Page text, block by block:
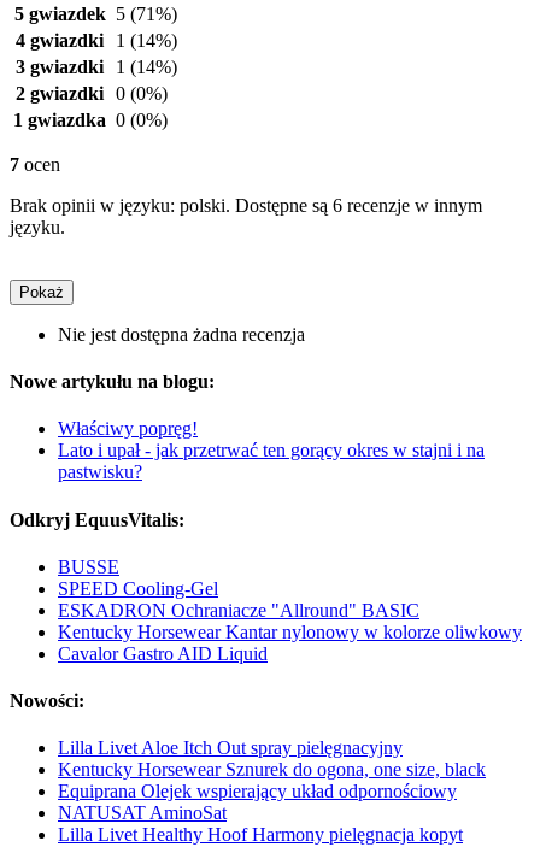
5 gwiazdek 5 (71%)
4 gwiazdki
1 (14%)
3 gwiazdki
1 (14%)
2 gwiazdki 0 (0%)
1 gwiazdka 0 (0%)
7 ocen
Brak opinii w języku: polski. Dostępne są 6 recenzje w innym
języku.
Pokaż
Nie jest dostępna żadna recenzja
Nowe artykułu na blogu:
Właściwy popręg!
Lato i upał - jak przetrwać ten gorący okres w stajni i na
pastwisku?
Odkryj EquusVitalis:
BUSSE
SPEED Cooling-Gel
ESKADRON Ochraniacze "Allround" BASIC
Kentucky Horsewear Kantar nylonowy w kolorze oliwkowy
Cavalor Gastro AID Liquid
Nowości:
Lilla Livet Aloe Itch Out spray pielęgnacyjny
Kentucky Horsewear Sznurek do ogona, one size, black
Equiprana Olejek wspierający układ odpornościowy
NATUSAT AminoSat
Lilla Livet Healthy Hoof Harmony pielęgnacja kopyt